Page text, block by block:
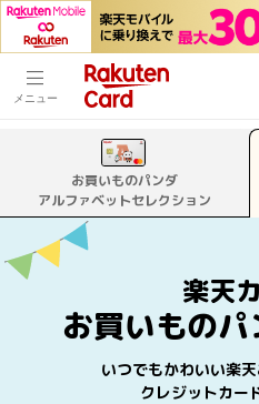
メニュー
楽天
お買いもの
いつでもかわいい楽
クレジットカー
お買いものパンダ
アルファベットセレクション